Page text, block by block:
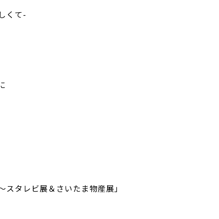
くて-
タレビ展＆さいたま物産展」